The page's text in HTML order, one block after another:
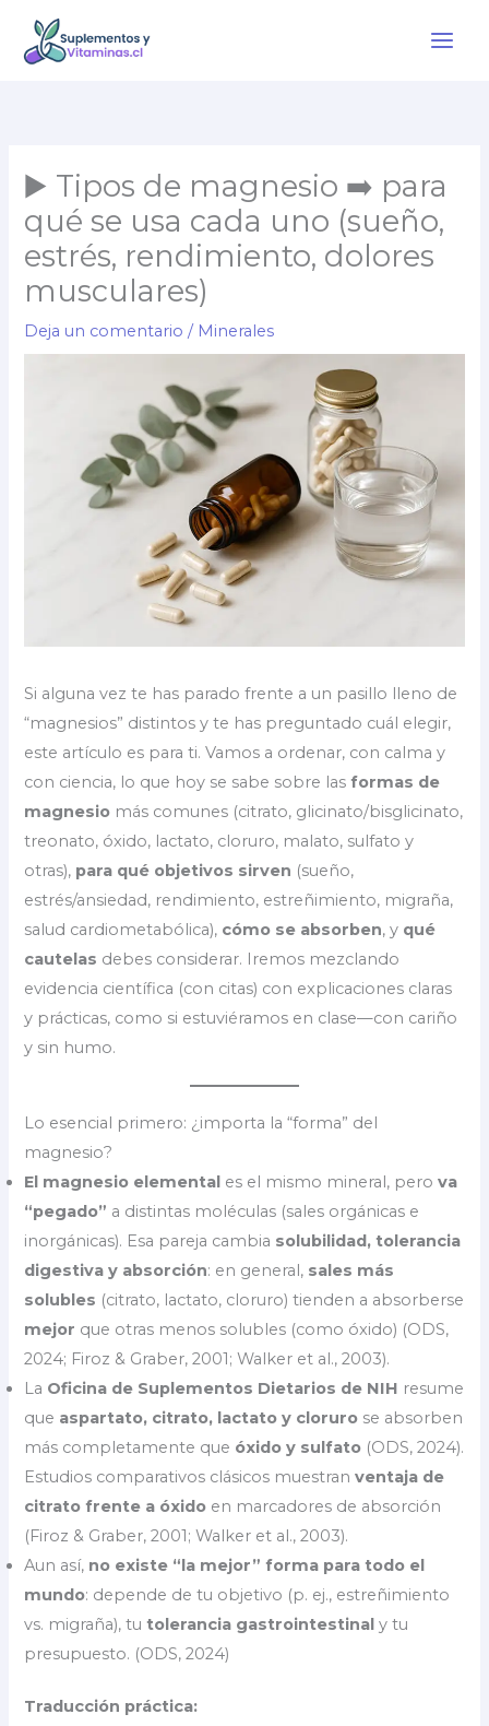
▶️ Tipos de magnesio ➡️ para
qué se usa cada uno (sueño,
estrés, rendimiento, dolores
musculares)
Deja un comentario / Minerales
Si alguna vez te has parado frente a un pasillo lleno de
“magnesios” distintos y te has preguntado cuál elegir,
este artículo es para ti. Vamos a ordenar, con calma y
con ciencia, lo que hoy se sabe sobre lasformas de
magnesio más comunes (citrato, glicinato/bisglicinato,
treonato, óxido, lactato, cloruro, malato, sulfato y
otras), para qué objetivos sirven (sueño,
estrés/ansiedad, rendimiento, estreñimiento, migraña,
salud cardiometabólica), cómo se absorben, y qué
cautelas debes considerar. Iremos mezclando
evidencia científica (con citas) con explicaciones claras
y prácticas, como si estuviéramos en clase—con cariño
y sin humo.
Lo esencial primero: ¿importa la “forma” del
magnesio?
El magnesio elemental es el mismo mineral, perova
“pegado” a distintas moléculas (sales orgánicas e
inorgánicas). Esa pareja cambia solubilidad, tolerancia
digestiva y absorción: en general, sales más
solubles (citrato, lactato, cloruro) tienden a absorberse
mejor que otras menos solubles (como óxido) (ODS,
2024; Firoz & Graber, 2001; Walker et al., 2003).
La Oficina de Suplementos Dietarios de NIH resume
que aspartato, citrato, lactato y cloruro se absorben
más completamente que óxido y sulfato (ODS, 2024).
Estudios comparativos clásicos muestranventaja de
citrato frente a óxido en marcadores de absorción
(Firoz & Graber, 2001; Walker et al., 2003).
Aun así, no existe “la mejor” forma para todo el
mundo: depende de tu objetivo (p. ej., estreñimiento
vs. migraña), tutolerancia gastrointestinal y tu
presupuesto. (ODS, 2024)
Traducción práctica: